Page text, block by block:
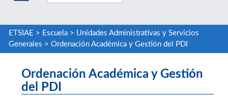
ETSIAE > Escuela> Unidades Administrativas y Servicios
Generales > Ordenación Académica y Gestión del PDI
Ordenación Académica y Gestión
del PDI